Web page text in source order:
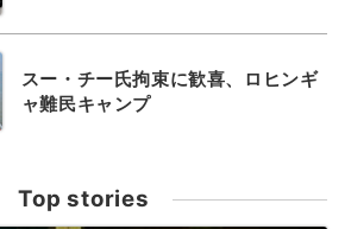
スー・チー氏拘束に歓喜、ロヒンギ
ャ難民キャンプ
Top stories